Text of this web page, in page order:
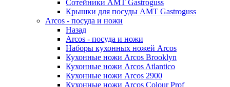
Сотейники AMT Gastroguss
Крышки для посуды AMT Gastroguss
Arcos - посуда и ножи
Назад
Arcos - посуда и ножи
Наборы кухонных ножей Arcos
Кухонные ножи Arcos Brooklyn
Кухонные ножи Arcos Atlantico
Кухонные ножи Arcos 2900
Кухонные ножи Arcos Colour Prof